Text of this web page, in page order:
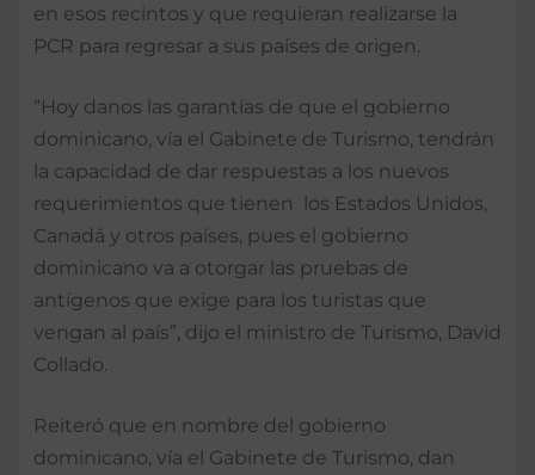
en esos recintos y que requieran realizarse la
PCR para regresar a sus países de origen.
“Hoy danos las garantías de que el gobierno
dominicano, vía el Gabinete de Turismo, tendrán
la capacidad de dar respuestas a los nuevos
requerimientos que tienen los Estados Unidos,
Canadá y otros países, pues el gobierno
dominicano va a otorgar las pruebas de
antígenos que exige para los turistas que
vengan al país”, dijo el ministro de Turismo, David
Collado.
Reiteró que en nombre del gobierno
dominicano, vía el Gabinete de Turismo, dan